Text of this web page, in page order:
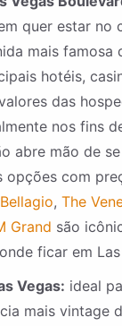
quer estar no
mais famosa
hotéis,
das
nos fins
abre mão de
opções com
Bellagio, The
Grand são
ficar em Las
Vegas: ideal
mais vintage